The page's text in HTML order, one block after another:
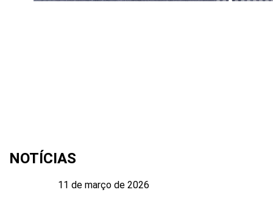
NOTÍCIAS
11 de março de 2026